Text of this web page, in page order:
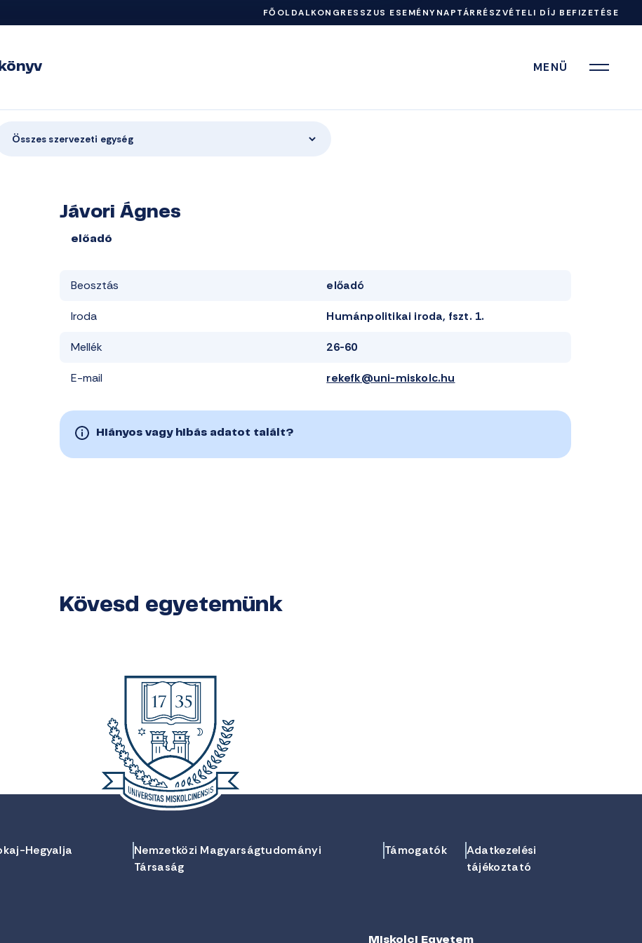
FŐOLDALKONGRESSZUS ESEMÉNYNAPTÁRRÉSZVÉTELI DÍJ BEFIZETÉSE
MENÜ
Összes szervezeti egység
Jávori Ágnes
előadó
Beosztás előadó
Iroda Humánpolitikai iroda, fszt. 1.
Mellék 26-60
E-mail rekefk@uni-miskolc.hu
Hiányos vagy hibás adatot talált?
Kövesd egyetemünk
Hegyalja
Nemzetközi Magyarságtudományi
Társaság
Támogatók
Adatkezelési
tájékoztató
Miskolci Egyetem